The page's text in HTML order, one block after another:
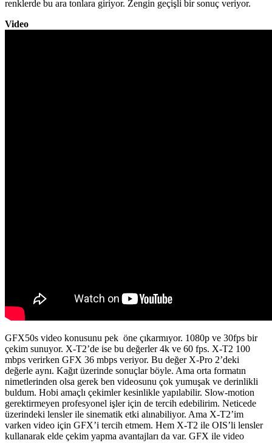
renklerde bu ara tonlara giriyor. Zengin geçişli bir sonuç veriyor.
Video
GFX50s video konusunu pek öne çıkarmıyor. 1080p ve 30fps bir
çekim sunuyor. X-T2’de ise bu değerler 4k ve 60 fps. X-T2 100
mbps verirken GFX 36 mbps veriyor. Bu değer X-Pro 2’deki
değerle aynı. Kağıt üzerinde sonuçlar böyle. Ama orta formatın
nimetlerinden olsa gerek ben videosunu çok yumuşak ve derinlikli
buldum. Hobi amaçlı çekimler kesinlikle yapılabilir. Slow-motion
gerektirmeyen profesyonel işler için de tercih edebilirim. Neticede
üzerindeki lensler ile sinematik etki alınabiliyor. Ama X-T2’im
varken video için GFX’i tercih etmem. Hem X-T2 ile OIS’li lensler
kullanarak elde çekim yapma avantajları da var. GFX ile video